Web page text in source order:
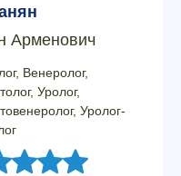
Арменович
Венеролог,
Уролог,
Уролог-